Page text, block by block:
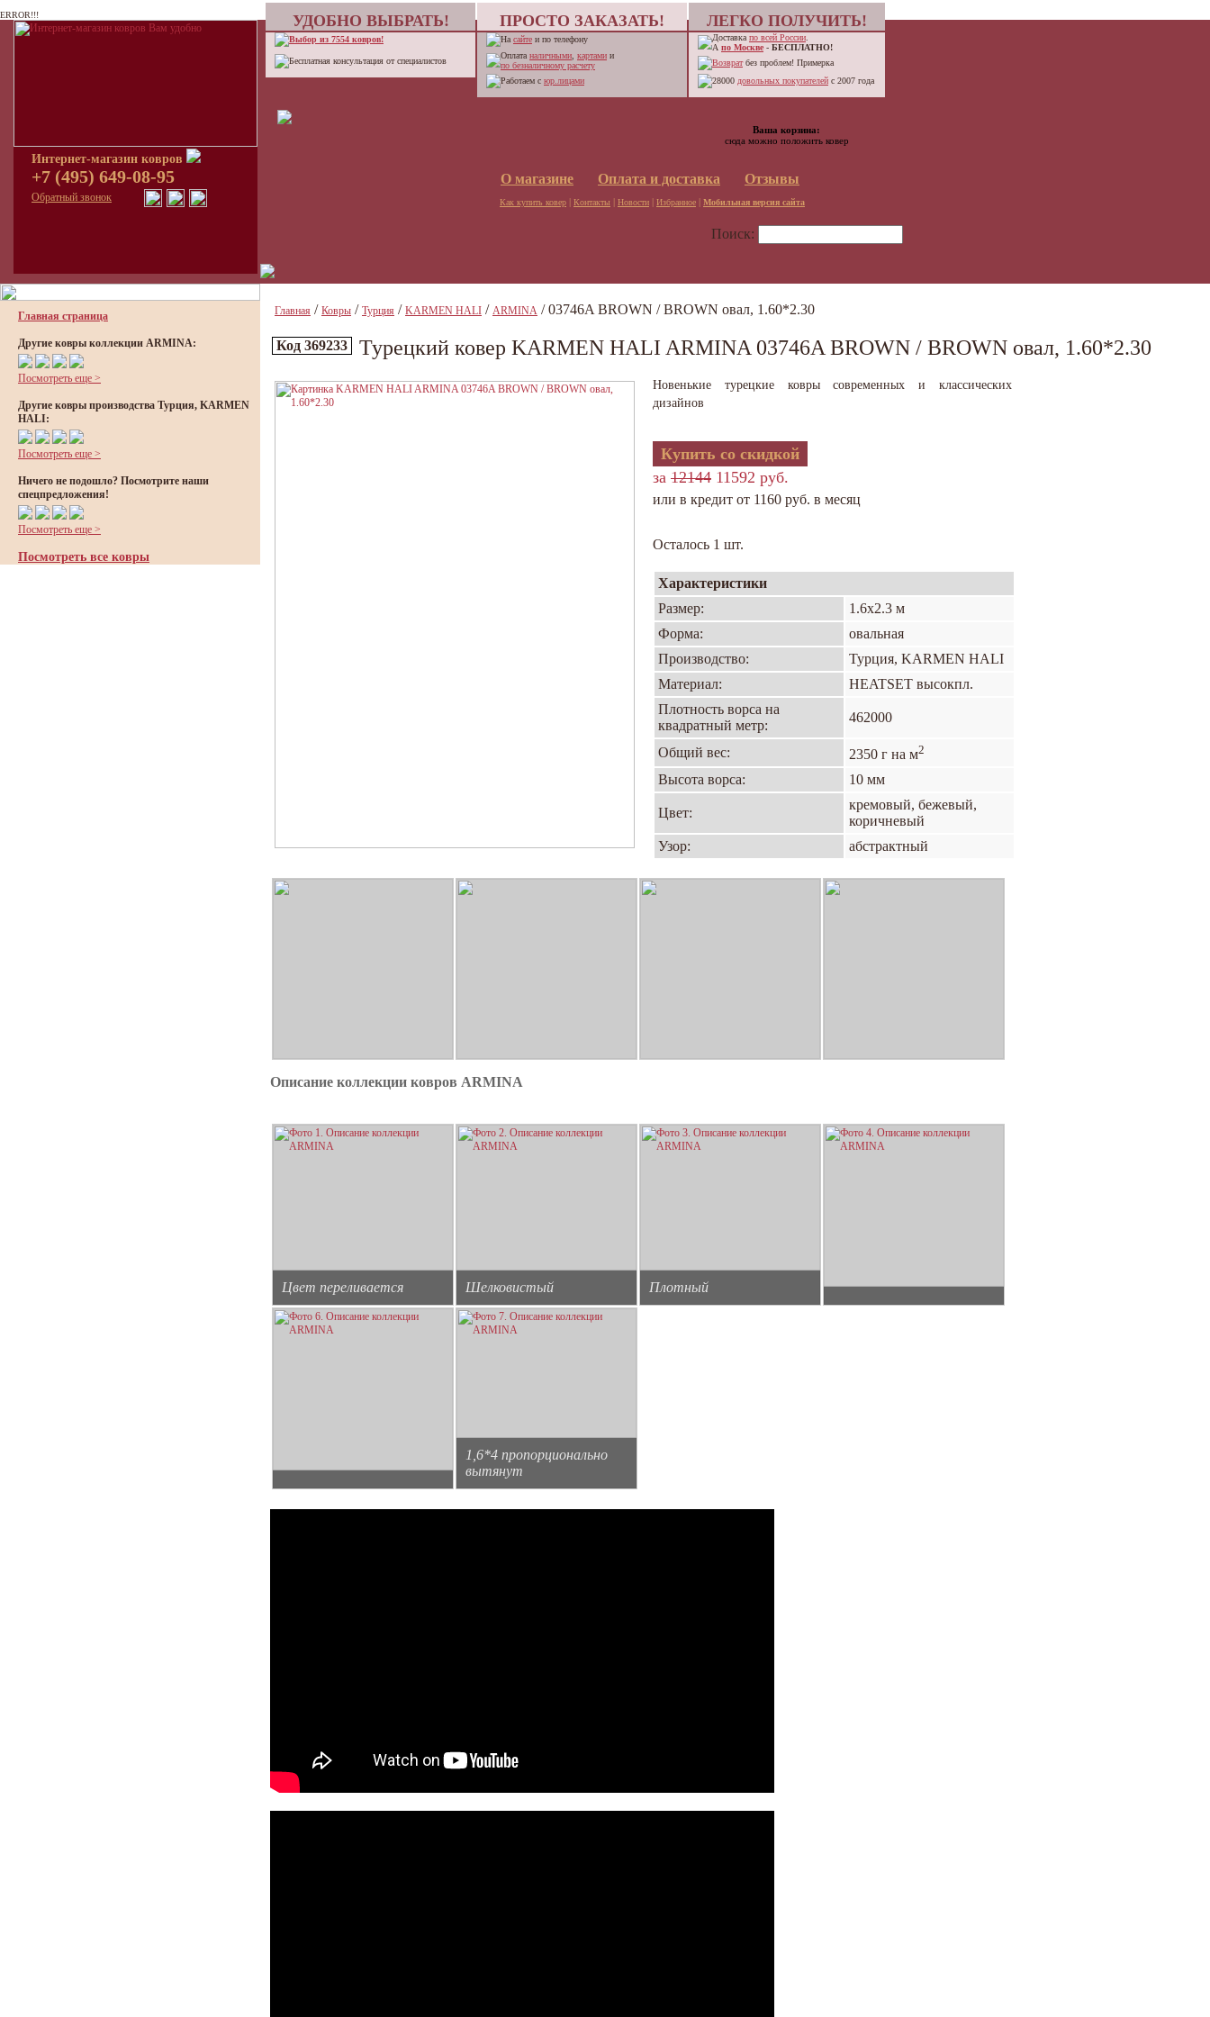
ERROR!!!
Интернет-магазин ковров
+7 (495) 649-08-95
Обратный звонок
УДОБНО ВЫБРАТЬ! ПРОСТО ЗАКАЗАТЬ! ЛЕГКО ПОЛУЧИТЬ!
Выбор из 7554 ковров!
Бесплатная консультация от специалистов
На сайте и по телефону
Оплата наличными картами и
по безналичному расчету
Работаем с юр.лицами
Доставка по всей России
А по Москве - БЕСПЛАТНО!
Возвратбез проблем! Примерка
28000 довольных покупателей с 2007 года
О магазине Оплата и доставка Отзывы
Как купить ковер | Контакты | Новости | Избранное | Мобильная версия сайта
Ваша корзина:
сюда можно положить ковер
Поиск:
Главная страница
Другие ковры коллекции ARMINA:
Посмотреть еще >
Другие ковры производства Турция, KARMEN
HALI:
Посмотреть еще >
Ничего не подошло? Посмотрите наши
спецпредложения!
Посмотреть еще >
Посмотреть все ковры
Главная / Ковры / Турция / KARMEN HALI / ARMINA / 03746A BROWN / BROWN овал, 1.60*2.30
Код 369233 Турецкий ковер KARMEN HALI ARMINA 03746A BROWN / BROWN овал, 1.60*2.30
Новенькие турецкие ковры современных и классических
дизайнов
Купить со скидкой
за 12144 11592 руб.
или в кредит от 1160 руб. в месяц
Осталось 1 шт.
Характеристики
Размер:
1.6х2.3 м
Форма:
овальная
Производство:
Турция, KARMEN HALI
Материал:
HEATSET высокпл.
Плотность ворса на
квадратный метр:
462000
Общий вес: 2350 г на м2
Высота ворса: 10 мм
Цвет:
кремовый, бежевый,
коричневый
Узор:
абстрактный
Описание коллекции ковров ARMINA
Цвет переливается Шелковистый Плотный
1,6*4 пропорционально
вытянут